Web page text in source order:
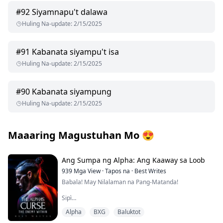
#92Siyamnapu't dalawa
Huling Na-update:2/15/2025
#91 Kabanata siyampu't isa
Huling Na-update:2/15/2025
#90 Kabanata siyampung
Huling Na-update:2/15/2025
Maaaring Magustuhan Mo 😍
Ang Sumpa ng Alpha: Ang Kaaway sa Loob
939 Mga View·Tapos na · Best Writes
Babala! May Nilalaman na Pang-Matanda!
Sipì
"Iyo ka sa akin, Sheila. Ako lang ang may kakayahang
Alpha BXG Baluktot